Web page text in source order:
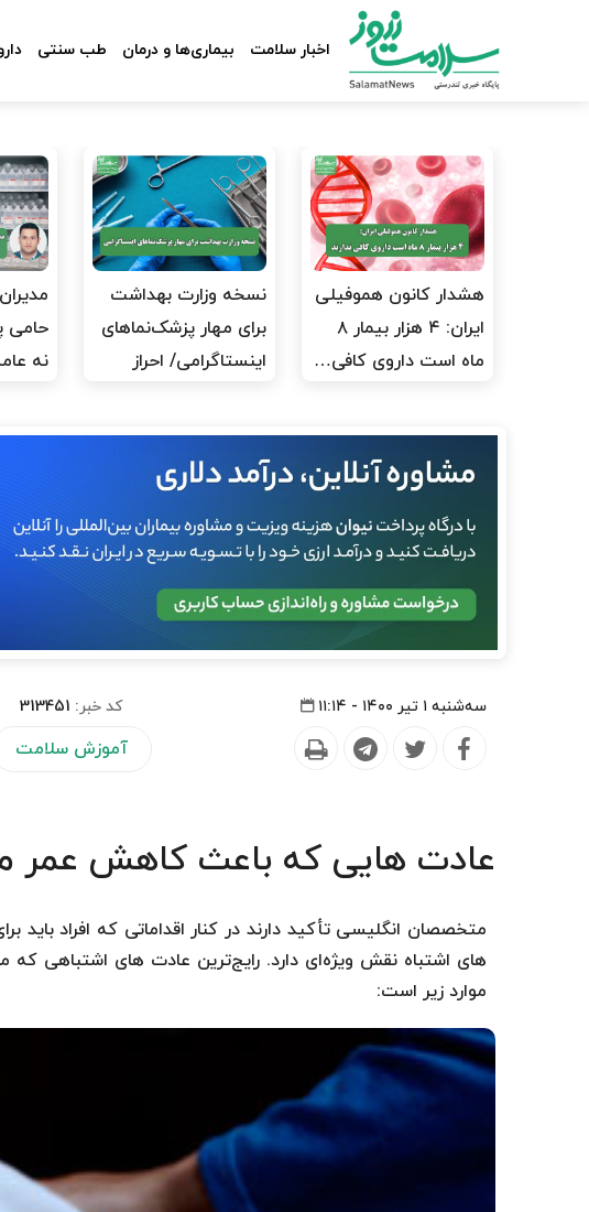
اخبار سلامت بیماری‌ها و درمان طب سنتی
هشدار کانون هموفیلی
ایران: ۴ هزار بیمار ۸
ماه است داروی کافی…
نسخه وزارت بهداشت
برای مهار پزشک‌نماهای
اینستاگرامی/ احراز
حامی
نه
سه‌شنبه ۱ تیر ۱۴۰۰ - ۱۱:۱۴ کد خبر: 313451
آموزش سلامت
عادت هایی که باعث کاهش عمر
متخصصان انگلیسی تأکید دارند در کنار اقداماتی که افراد باید
های اشتباه نقش ویژه‌ای دارد. رایج‌ترین عادت های اشتباهی
موارد زیر است: